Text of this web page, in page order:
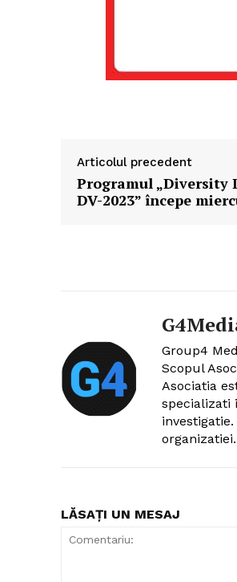
Articolul precedent
Programul „Diversity
DV-2023” începe
Group4
Scopul
Asociatia
specializati
organizatiei.
LĂSAȚI UN MESAJ